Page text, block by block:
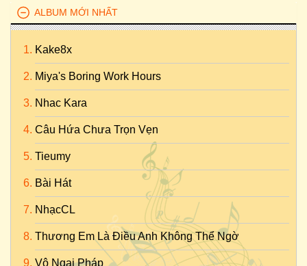
ALBUM MỚI NHẤT
Kake8x
Miya's Boring Work Hours
Nhac Kara
Câu Hứa Chưa Trọn Vẹn
Tieumy
Bài Hát
NhạcCL
Thương Em Là Điều Anh Không Thể Ngờ
Vô Ngại Pháp